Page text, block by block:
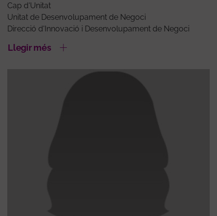
Cap d'Unitat
Unitat de Desenvolupament de Negoci
Direcció d'Innovació i Desenvolupament de Negoci
Llegir més